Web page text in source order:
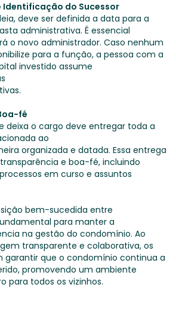
Identificação do Sucessor
deve ser definida a data para a
administrativa. É essencial
o novo administrador. Caso nenhum
para a função, a pessoa com a
investido assume
fé
deixa o cargo deve entregar toda a
ao
organizada e datada. Essa entrega
e boa-fé, incluindo
em curso e assuntos
bem-sucedida entre
para manter a
na gestão do condomínio. Ao
transparente e colaborativa, os
garantir que o condomínio continua a
promovendo um ambiente
para todos os vizinhos.